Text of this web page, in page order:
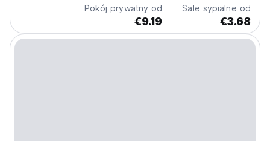
Pokój prywatny od
€9.19
Sale sypialne od
€3.68